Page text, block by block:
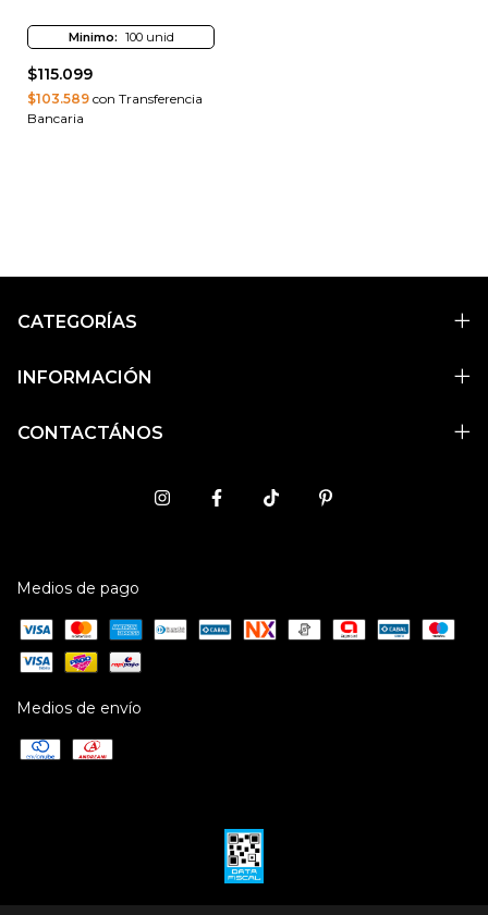
Minimo: 100 unid
$115.099
$103.589 con Transferencia
Bancaria
CATEGORÍAS
INFORMACIÓN
CONTACTÁNOS
Medios de pago
Medios de envío